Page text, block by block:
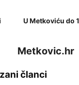
U Metkoviću do
Metkovic.hr
članci